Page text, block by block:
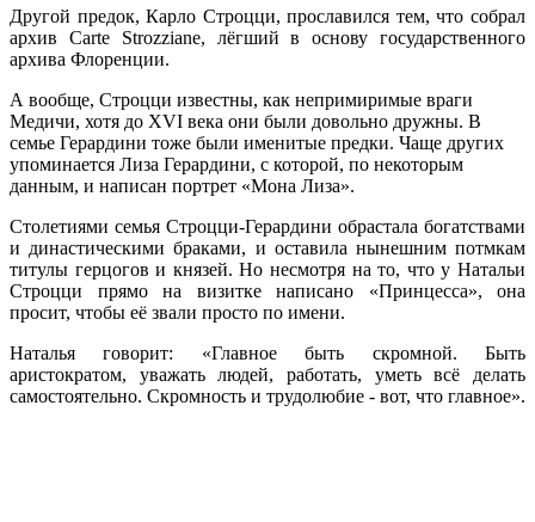
Другой предок, Карло Строцци, прославился тем, что собрал
архив Carte Strozziane, лёгший в основу государственного
архива Флоренции.
А вообще, Строцци известны, как непримиримые враги
Медичи, хотя до XVI века они были довольно дружны. В
семье Герардини тоже были именитые предки. Чаще других
упоминается Лиза Герардини, с которой, по некоторым
данным, и написан портрет «Мона Лиза».
Столетиями семья Строцци-Герардини обрастала богатствами
и династическими браками, и оставила нынешним потмкам
титулы герцогов и князей. Но несмотря на то, что у Натальи
Строцци прямо на визитке написано «Принцесса», она
просит, чтобы её звали просто по имени.
Наталья говорит: «Главное быть скромной. Быть
аристократом, уважать людей, работать, уметь всё делать
самостоятельно. Скромность и трудолюбие - вот, что главное».